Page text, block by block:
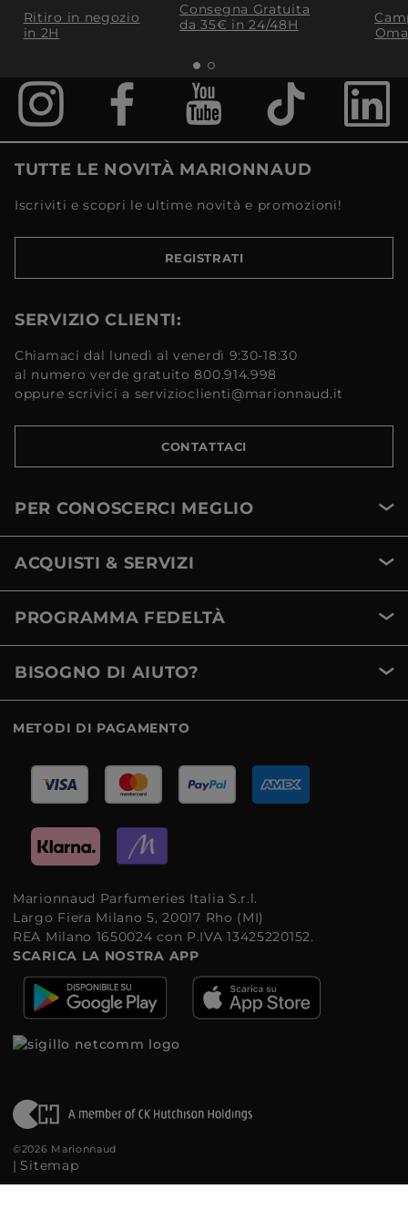
Ritiro in negozio
in 2H
Consegna Gratuita
da 35€​ in 24/48H
TUTTE LE NOVITÀ MARIONNAUD
Iscriviti e scopri le ultime novità e promozioni!
REGISTRATI
SERVIZIO CLIENTI:
Chiamaci dal lunedì al venerdì 9:30-18:30
al numero verde gratuito 800.914.998
oppure scrivici a servizioclienti@marionnaud.it
CONTATTACI
PER CONOSCERCI MEGLIO
ACQUISTI & SERVIZI
PROGRAMMA FEDELTÀ
BISOGNO DI AIUTO?
METODI DI PAGAMENTO
Marionnaud Parfumeries Italia S.r.l.
Largo Fiera Milano 5, 20017 Rho (MI)
REA Milano 1650024 con P.IVA 13425220152.
SCARICA LA NOSTRA APP
©2026 Marionnaud
| Sitemap